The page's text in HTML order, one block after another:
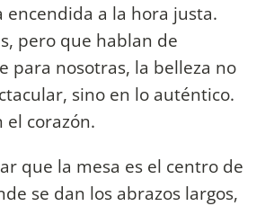
encendida a la hora justa.
pero que hablan de
para nosotras, la belleza no
sino en lo auténtico.
el corazón.
que la mesa es el centro de
se dan los abrazos largos,